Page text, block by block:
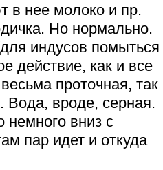
в нее молоко и пр.
Но нормально.
индусов помыться
действие, как и все
проточная, так
Вода, вроде, серная.
немного вниз с
пар идет и откуда